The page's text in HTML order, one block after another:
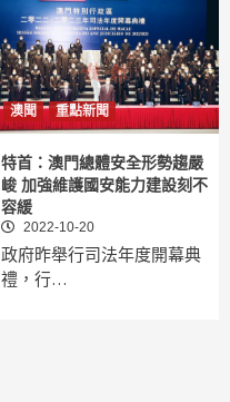
澳聞 重點新聞
特首：澳門總體安全形勢趨嚴
峻 加強維護國安能力建設刻不
容緩
2022-10-20
政府昨舉行司法年度開幕典
禮，行…